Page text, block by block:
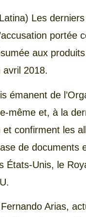
Les
portée
aux
2018.
émanent de
même et, à la
et confirment les
de documents
États-Unis, le
Arias,